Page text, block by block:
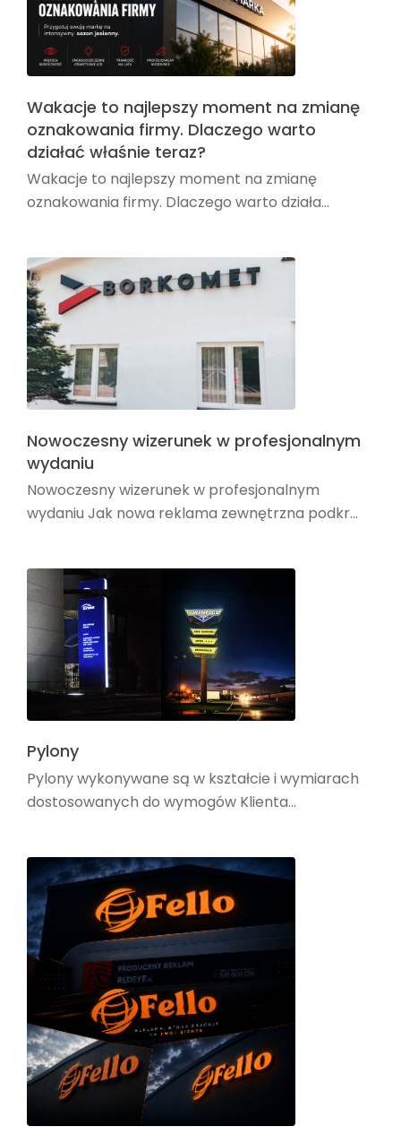
Wakacje to najlepszy moment na zmianę
oznakowania firmy. Dlaczego warto
działać właśnie teraz?
Wakacje to najlepszy moment na zmianę
oznakowania firmy. Dlaczego warto działa...
Nowoczesny wizerunek w profesjonalnym
wydaniu
Nowoczesny wizerunek w profesjonalnym
wydaniu Jak nowa reklama zewnętrzna podkr...
Pylony
Pylony wykonywane są w kształcie i wymiarach
dostosowanych do wymogów Klienta...